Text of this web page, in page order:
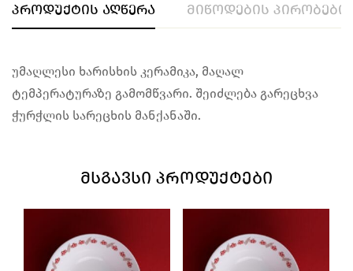
პროდუქტის აღწერა მიწოდების პირობები
უმაღლესი ხარისხის კერამიკა, მაღალ
ტემპერატურაზე გამომწვარი. შეიძლება გარეცხვა
ჭურჭლის სარეცხის მანქანაში.
ᲛᲡᲒᲐᲕᲡᲘ ᲞᲠᲝᲓᲣᲥᲢᲔᲑᲘ